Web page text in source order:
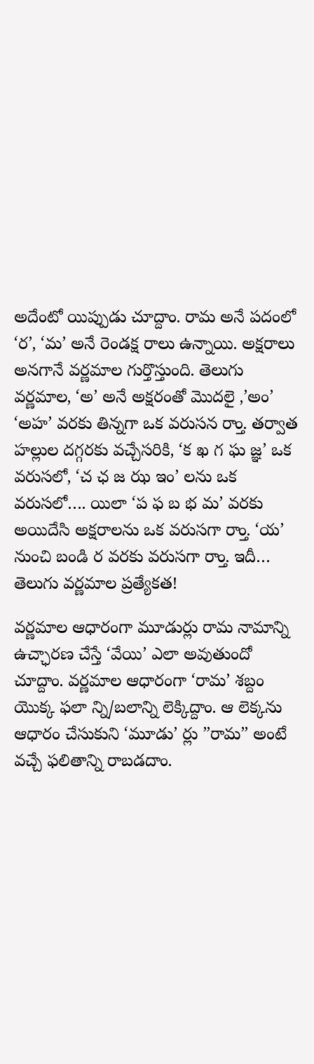
అదేంటో యిప్పుడు చూద్దాం. రామ అనే పదంలో
‘ర’, ‘మ’ అనే రెండక్ష రాలు ఉన్నాయి. అక్షరాలు
అనగానే వర్ణమాల గుర్తొస్తుంది. తెలుగు
వర్ణమాల, ‘అ’ అనే అక్షరంతో మొదలై ,’అం’
‘అహ’ వరకు తిన్నగా ఒక వరుసన రాస్తాం. తర్వాత
హల్లుల దగ్గరకు వచ్చేసరికి, ‘క ఖ గ ఘ జ్ఞ’ ఒక
వరుసలో, ‘చ ఛ జ ఝ ఇం’ లను ఒక
వరుసలో…. యిలా ‘ప ఫ బ భ మ’ వరకు
అయిదేసి అక్షరాలను ఒక వరుసగా రాస్తాం. ‘య’
నుంచి బండి ర వరకు వరుసగా రాస్తాం. ఇదీ…
తెలుగు వర్ణమాల ప్రత్యేకత!
వర్ణమాల ఆధారంగా మూడుసార్లు రామ నామాన్ని
ఉచ్ఛారణ చేస్తే ‘వేయి’ ఎలా అవుతుందో
చూద్దాం. వర్ణమాల ఆధారంగా ‘రామ’ శబ్దం
యొక్క ఫలా న్ని/బలాన్ని లెక్కిద్దాం. ఆ లెక్కను
ఆధారం చేసుకుని ‘మూడు’ సార్లు ”రామ” అంటే
వచ్చే ఫలితాన్ని రాబడదాం.